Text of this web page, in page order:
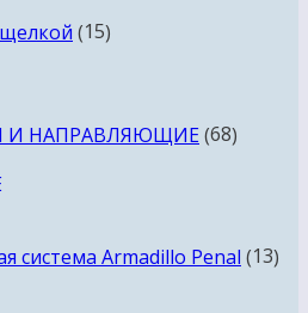
1515
И НАПРАВЛЯЮЩИЕ 68
система Armadillo Penal 13